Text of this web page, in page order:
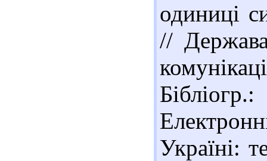
одиниці
//
Україні: